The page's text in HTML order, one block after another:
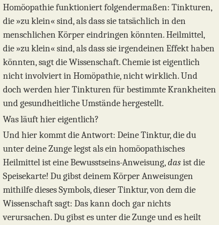
Homöopathie funktioniert folgendermaßen: Tinkturen,
die »zu klein« sind, als dass sie tatsächlich in den
menschlichen Körper eindringen könnten. Heilmittel,
die »zu klein« sind, als dass sie irgendeinen Effekt haben
könnten, sagt die Wissenschaft. Chemie ist eigentlich
nicht involviert in Homöpathie, nicht wirklich. Und
doch werden hier Tinkturen für bestimmte Krankheiten
und gesundheitliche Umstände hergestellt.
Was läuft hier eigentlich?
Und hier kommt die Antwort: Deine Tinktur, die du
unter deine Zunge legst als ein homöopathisches
Heilmittel ist eine Bewusstseins-Anweisung,dasist die
Speisekarte! Du gibst deinem Körper Anweisungen
mithilfe dieses Symbols, dieser Tinktur, von dem die
Wissenschaft sagt: Das kann doch gar nichts
verursachen. Du gibst es unter die Zunge und es heilt